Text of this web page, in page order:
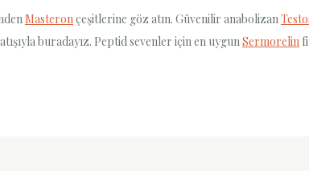
Masteron çeşitlerine göz atın. Güvenilir anabolizan
buradayız. Peptid sevenler için en uygun Sermorelin